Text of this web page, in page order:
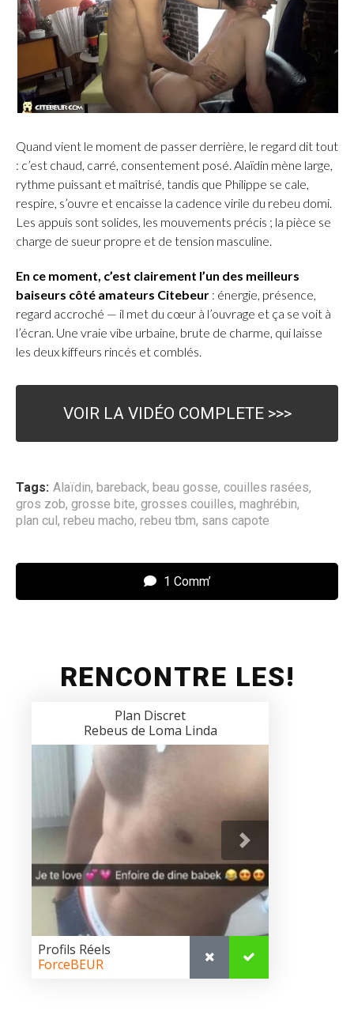
Quand vient le moment de passer derrière, le regard dit tout
: c’est chaud, carré, consentement posé. Alaïdin mène large,
rythme puissant et maîtrisé, tandis que Philippe se cale,
respire, s’ouvre et encaisse la cadence virile du rebeu domi.
Les appuis sont solides, les mouvements précis ; la pièce se
charge de sueur propre et de tension masculine.
En ce moment, c’est clairement l’un des meilleurs
baiseurs côté amateurs Citebeur : énergie, présence,
regard accroché — il met du cœur à l’ouvrage et ça se voit à
l’écran. Une vraie vibe urbaine, brute de charme, qui laisse
les deux kiffeurs rincés et comblés.
VOIR LA VIDÉO COMPLETE >>>
Tags: Alaïdin, bareback, beau gosse, couilles rasées,
gros zob, grosse bite, grosses couilles, maghrébin,
plan cul, rebeu macho, rebeu tbm, sans capote
1 Comm’
RENCONTRE LES!